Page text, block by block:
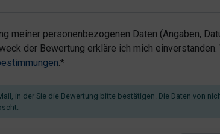
meiner personenbezogenen Daten (Angaben,
der Bewertung erkläre ich mich einverstanden.
.*
in der Sie die Bewertung bitte bestätigen. Die Daten von